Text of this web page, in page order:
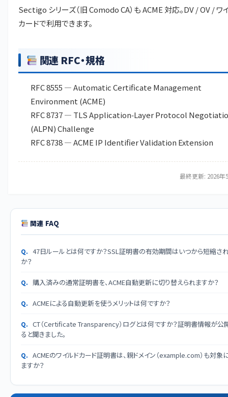
関連 FAQ
47日ルールとは何ですか？SSL証明書の有効期間はいつから短縮さ
か？
購入済みの通常証明書を、ACME自動更新に切り替えられますか？
ACMEによる自動更新を使うメリットは何ですか？
CT（Certificate Transparency）ログとは何ですか？証明書情報が公
ると聞きました。
ACMEのワイルドカード証明書は、親ドメイン（example.com）も対象
ますか？
Sectigo シリーズ（旧 Comodo CA）も ACME 対応。DV / OV / ワ
カードで利用できます。
関連 RFC・規格
RFC 8555 — Automatic Certificate Management
Environment (ACME)
RFC 8737— TLS Application‑Layer Protocol
(ALPN) Challenge
RFC 8738— ACME IP Identifier Validation Extension
最終更新: 2026年